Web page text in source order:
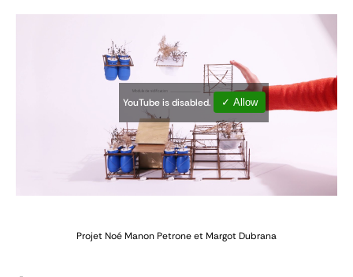
YouTube is disabled. ✓ Allow
Projet NoéManon Petrone et Margot Dubrana